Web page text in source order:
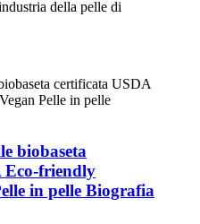
della pelle di
biobaseta
Eco-friendly
in pelle Biografia